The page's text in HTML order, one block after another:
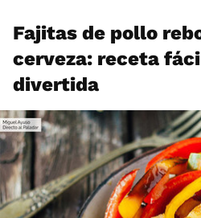
Fajitas de pollo
cerveza: receta
divertida